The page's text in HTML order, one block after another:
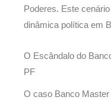
Poderes. Este
dinâmica política em
O Escândalo do
PF
O caso Banco